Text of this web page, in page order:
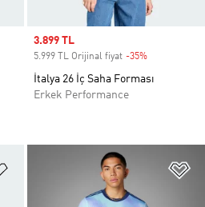
Sale price
3.899 TL
5.999 TL Orijinal fiyat -35%
İtalya 26 İç Saha Forması
Erkek Performance
Favori Listesine Ekle